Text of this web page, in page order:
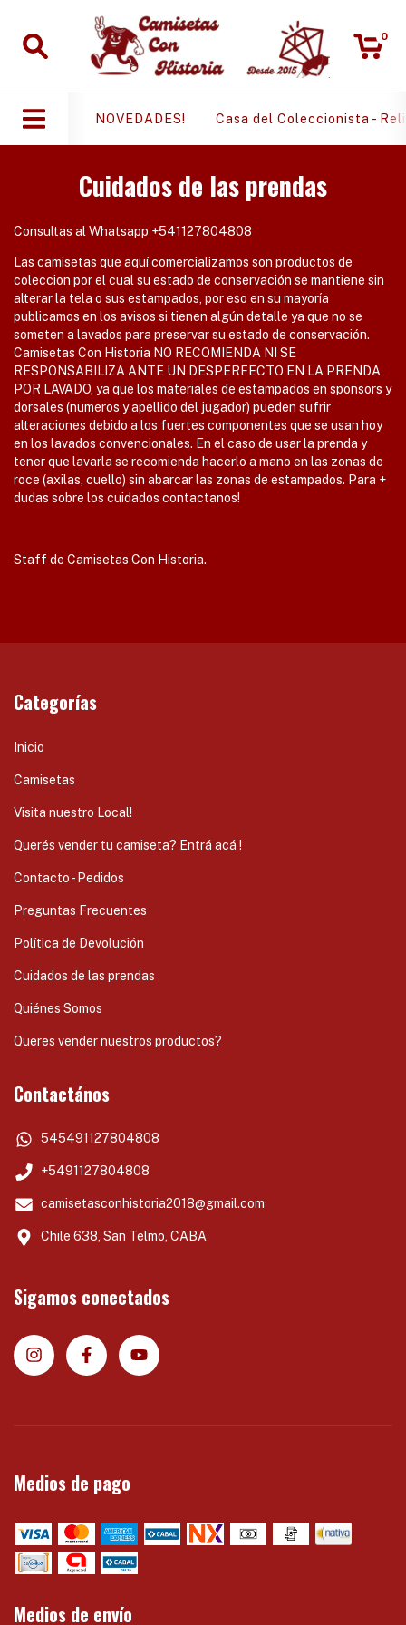
0
NOVEDADES! Casa del Coleccionista -
Cuidados de las prendas
Consultas al Whatsapp +541127804808
Las camisetas que aquí comercializamos son productos de
coleccion por el cual su estado de conservación se mantiene sin
alterar la tela o sus estampados, por eso en su mayoría
publicamos en los avisos si tienen algún detalle ya que no se
someten a lavados para preservar su estado de conservación.
Camisetas Con Historia NO RECOMIENDA NI SE
RESPONSABILIZA ANTE UN DESPERFECTO EN LA PRENDA
POR LAVADO, ya que los materiales de estampados en sponsors y
dorsales (numeros y apellido del jugador) pueden sufrir
alteraciones debido a los fuertes componentes que se usan hoy
en los lavados convencionales. En el caso de usar la prenda y
tener que lavarla se recomienda hacerlo a mano en las zonas de
roce (axilas, cuello) sin abarcar las zonas de estampados. Para +
dudas sobre los cuidados contactanos!
Staff de Camisetas Con Historia.
Categorías
Inicio
Camisetas
Visita nuestro Local!
Querés vender tu camiseta? Entrá acá !
Contacto - Pedidos
Preguntas Frecuentes
Política de Devolución
Cuidados de las prendas
Quiénes Somos
Queres vender nuestros productos?
Contactános
545491127804808
+5491127804808
camisetasconhistoria2018@gmail.com
Chile 638, San Telmo, CABA
Sigamos conectados
Medios de pago
Medios de envío